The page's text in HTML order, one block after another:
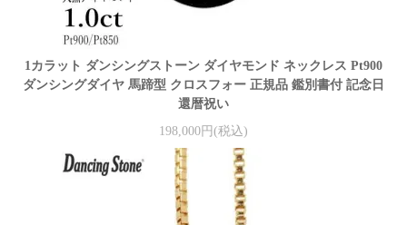
1カラット ダンシングストーン ダイヤモンド ネックレス Pt900
ダンシングダイヤ 馬蹄型 クロスフォー 正規品 鑑別書付 記念日
還暦祝い
198,000円(税込)